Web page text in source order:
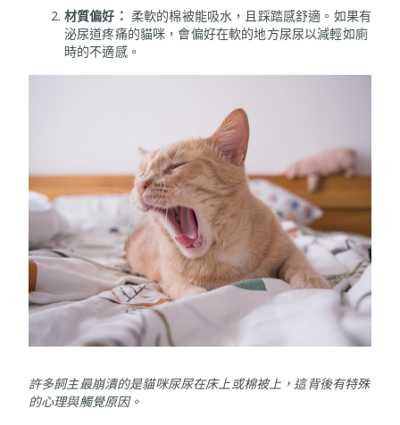
材質偏好： 柔軟的棉被能吸水，且踩踏感舒適。如果有
泌尿道疼痛的貓咪，會偏好在軟的地方尿尿以減輕如廁
時的不適感。
許多飼主最崩潰的是貓咪尿尿在床上或棉被上，這背後有特殊
的心理與觸覺原因。